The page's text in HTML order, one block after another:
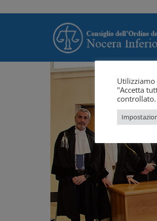
"Accetta
controllato.